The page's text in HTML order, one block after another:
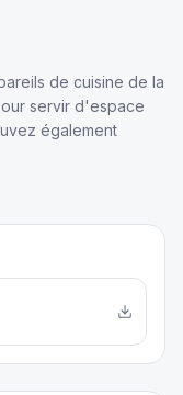
de cuisine de la
servir d'espace
également